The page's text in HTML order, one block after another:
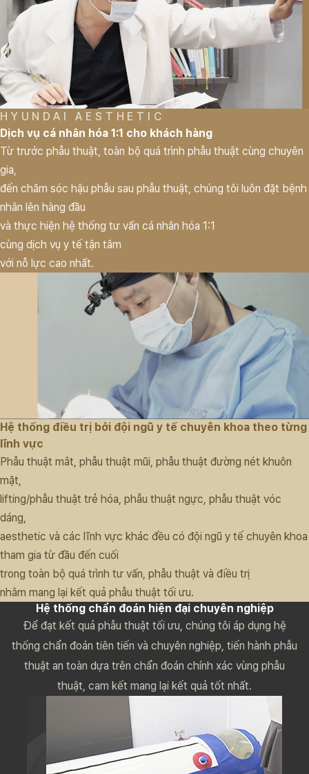
HYUNDAI AESTHETIC
Dịch vụ cá nhân hóa 1:1 cho khách hàng
Từ trước phẫu thuật, toàn bộ quá trình phẫu thuật cùng chuyên
gia,
đến chăm sóc hậu phẫu sau phẫu thuật, chúng tôi luôn đặt bệnh
nhân lên hàng đầu
và thực hiện hệ thống tư vấn cá nhân hóa 1:1
cùng dịch vụ y tế tận tâm
với nỗ lực cao nhất.
Hệ thống điều trị bởi đội ngũ y tế chuyên khoa theo từng
lĩnh vực
Phẫu thuật mắt, phẫu thuật mũi, phẫu thuật đường nét khuôn
mặt,
lifting/phẫu thuật trẻ hóa, phẫu thuật ngực, phẫu thuật vóc
dáng,
aesthetic và các lĩnh vực khác đều có đội ngũ y tế chuyên khoa
tham gia từ đầu đến cuối
trong toàn bộ quá trình tư vấn, phẫu thuật và điều trị
nhằm mang lại kết quả phẫu thuật tối ưu.
Hệ thống chẩn đoán hiện đại chuyên nghiệp
Để đạt kết quả phẫu thuật tối ưu, chúng tôi áp dụng hệ
thống chẩn đoán tiên tiến và chuyên nghiệp, tiến hành phẫu
thuật an toàn dựa trên chẩn đoán chính xác vùng phẫu
thuật, cam kết mang lại kết quả tốt nhất.